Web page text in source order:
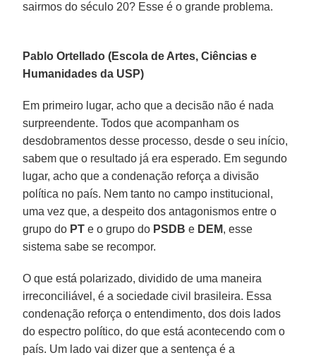
sairmos do século 20? Esse é o grande problema.
Pablo Ortellado (Escola de Artes, Ciências e
Humanidades da USP)
Em primeiro lugar, acho que a decisão não é nada
surpreendente. Todos que acompanham os
desdobramentos desse processo, desde o seu início,
sabem que o resultado já era esperado. Em segundo
lugar, acho que a condenação reforça a divisão
política no país. Nem tanto no campo institucional,
uma vez que, a despeito dos antagonismos entre o
grupo do PT e o grupo do PSDB e DEM, esse
sistema sabe se recompor.
O que está polarizado, dividido de uma maneira
irreconciliável, é a sociedade civil brasileira. Essa
condenação reforça o entendimento, dos dois lados
do espectro político, do que está acontecendo com o
país. Um lado vai dizer que a sentença é a